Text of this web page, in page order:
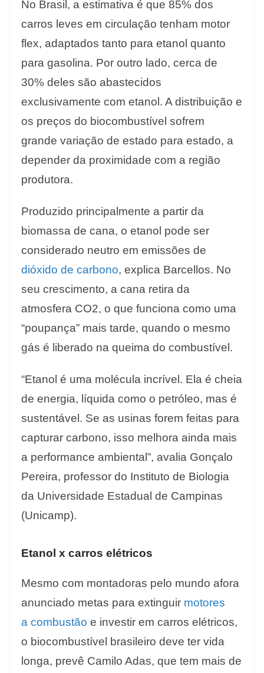
No Brasil, a estimativa é que 85% dos
carros leves em circulação tenham motor
flex, adaptados tanto para etanol quanto
para gasolina. Por outro lado, cerca de
30% deles são abastecidos
exclusivamente com etanol. A distribuição e
os preços do biocombustível sofrem
grande variação de estado para estado, a
depender da proximidade com a região
produtora.
Produzido principalmente a partir da
biomassa de cana, o etanol pode ser
considerado neutro em emissões de
dióxido de carbono, explica Barcellos. No
seu crescimento, a cana retira da
atmosfera CO2, o que funciona como uma
“poupança” mais tarde, quando o mesmo
gás é liberado na queima do combustível.
“Etanol é uma molécula incrível. Ela é cheia
de energia, líquida como o petróleo, mas é
sustentável. Se as usinas forem feitas para
capturar carbono, isso melhora ainda mais
a performance ambiental”, avalia Gonçalo
Pereira, professor do Instituto de Biologia
da Universidade Estadual de Campinas
(Unicamp).
Etanol x carros elétricos
Mesmo com montadoras pelo mundo afora
anunciado metas para extinguir motores
a combustão e investir em carros elétricos,
o biocombustível brasileiro deve ter vida
longa, prevê Camilo Adas, que tem mais de